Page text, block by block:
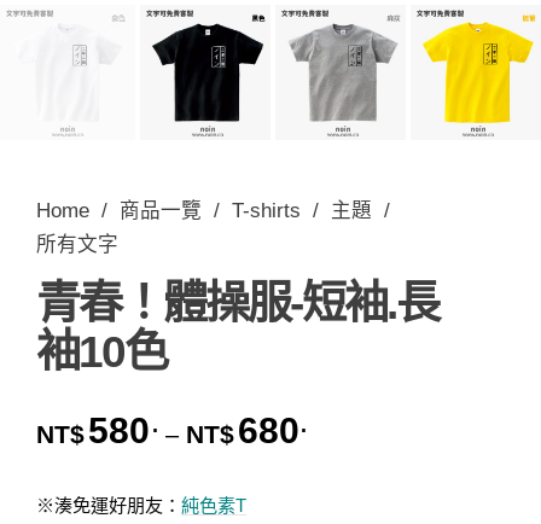
Home / 商品一覽 / T-shirts / 主題 /
所有文字
青春！體操服-短袖.長
袖10色
NT$580 . – NT$680.
※湊免運好朋友： 純色素T